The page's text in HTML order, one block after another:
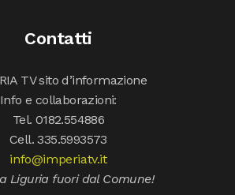
Contatti
TV sito d’informazione
Info e collaborazioni:
Tel. 0182.554886
Cell. 335.5993573
info@imperiatv.it
Liguria fuori dal Comune!